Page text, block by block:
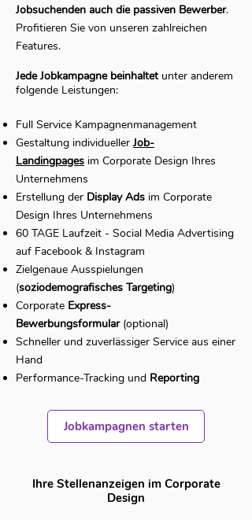
Jobsuchenden auch die passiven Bewerber.
Profitieren Sie von unseren zahlreichen
Features.
Jede Jobkampagne beinhaltetunter anderem
folgende Leistungen:
Full Service Kampagnenmanagement
​​Gestaltung individueller Job-
Landingpages im Corporate Design Ihres
Unternehmens
Erstellung der Display Ads im Corporate
Design Ihres Unternehmens
​60 TAGE Laufzeit - Social Media Advertising
auf Facebook & Instagram
Zielgenaue Ausspielungen
(soziodemografisches Targeting)
Corporate Express-
Bewerbungsformular(optional)
​Schneller und zuverlässiger Service aus einer
Hand
​Performance-Tracking und Reporting
Jobkampagnen starten
Ihre Stellenanzeigen im Corporate
Design